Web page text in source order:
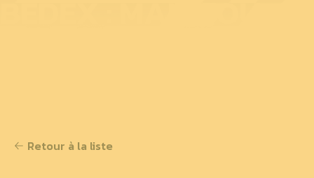
Retour à la liste